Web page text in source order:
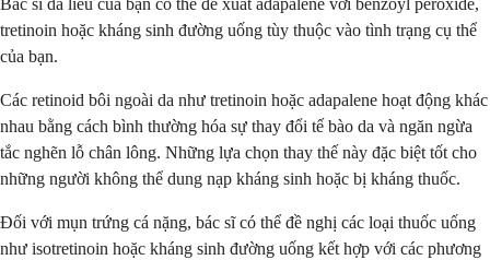
Bác sĩ da liễu của bạn có thể đề xuất adapalene với benzoyl peroxide,
tretinoin hoặc kháng sinh đường uống tùy thuộc vào tình trạng cụ thể
của bạn.
Các retinoid bôi ngoài da như tretinoin hoặc adapalene hoạt động khác
nhau bằng cách bình thường hóa sự thay đổi tế bào da và ngăn ngừa
tắc nghẽn lỗ chân lông. Những lựa chọn thay thế này đặc biệt tốt cho
những người không thể dung nạp kháng sinh hoặc bị kháng thuốc.
Đối với mụn trứng cá nặng, bác sĩ có thể đề nghị các loại thuốc uống
như isotretinoin hoặc kháng sinh đường uống kết hợp với các phương